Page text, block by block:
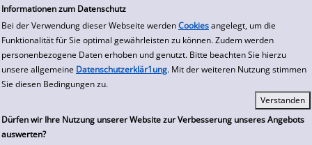
Informationen zum Datenschutz
Bei der Verwendung dieser Webseite werden Cookies angelegt, um die
Funktionalität für Sie optimal gewährleisten zu können. Zudem werden
personenbezogene Daten erhoben und genutzt. Bitte beachten Sie hierzu
unsere allgemeine Datenschutzerklär1ung. Mit der weiteren Nutzung stimmen
Sie diesen Bedingungen zu.
Dürfen wir Ihre Nutzung unserer Website zur Verbesserung unseres Angebots
auswerten?
zur Navigation springen
zum Inhalt springen
Zur Detailanzeige springen